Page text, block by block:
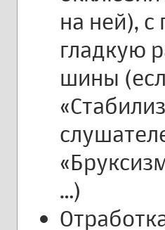
на ней),
гладкую
шины
…)